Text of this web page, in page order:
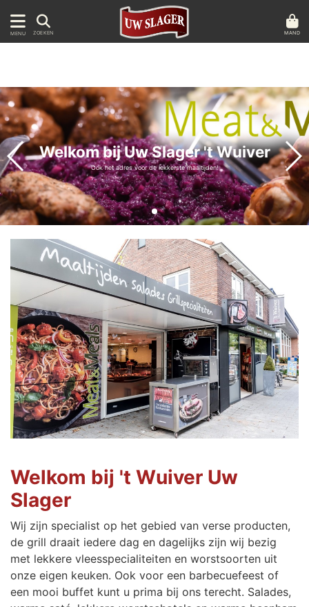
MENU ZOEKEN MAND
Welkom bij Uw Slager 't Wuiver
Ook het adres voor de lekkerste maaltijden!
Welkom bij 't Wuiver Uw
Slager
Wij zijn specialist op het gebied van verse producten,
de grill draait iedere dag en dagelijks zijn wij bezig
met lekkere vleesspecialiteiten en worstsoorten uit
onze eigen keuken. Ook voor een barbecuefeest of
een mooi buffet kunt u prima bij ons terecht. Salades,